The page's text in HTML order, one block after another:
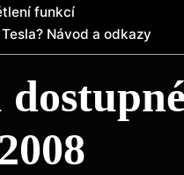
funkcí
Návod a odkazy